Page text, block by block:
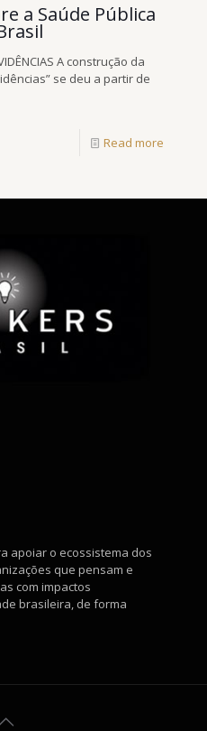
a Saúde Pública
A construção da
se deu a partir de
Read more
apoiar o ecossistema dos
que pensam e
com impactos
brasileira, de forma